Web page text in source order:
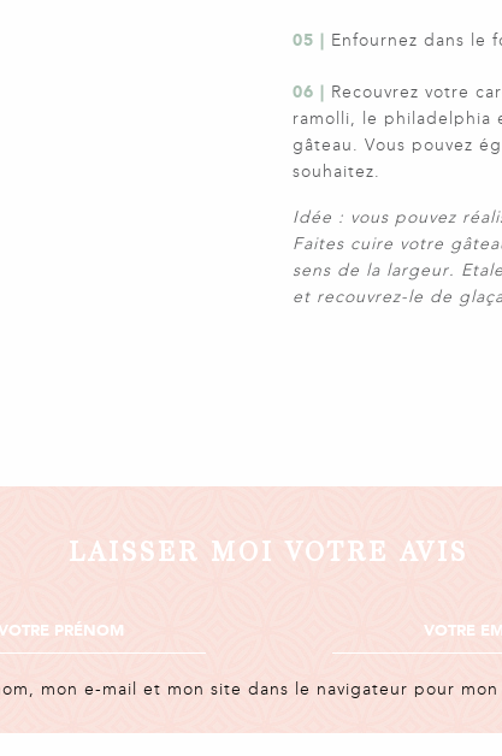
05 | Enfournez dans le
06 | Recouvrez votre
ramolli, le philadelphia
gâteau. Vous pouvez
souhaitez.
Idée : vous pouvez
Faites cuire votre
sens de la largeur.
et recouvrez-le de
LAISSER MOI VOTRE AVIS
mon e-mail et mon site dans le navigateur pour